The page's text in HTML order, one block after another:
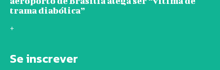
trama diabólica”
+
Se inscrever